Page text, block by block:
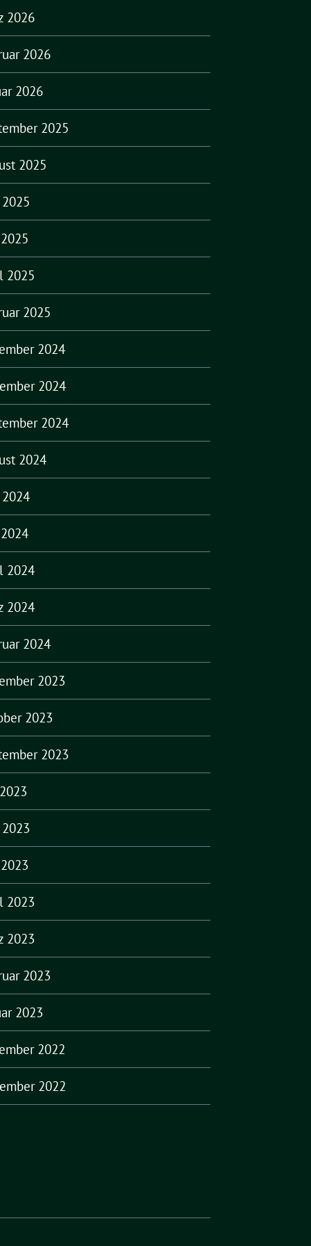
2026
2026
2026
2025
2025
2025
2025
2024
2024
2024
2024
2024
2024
2024
2023
2023
2023
2023
2023
2023
2023
2022
2022